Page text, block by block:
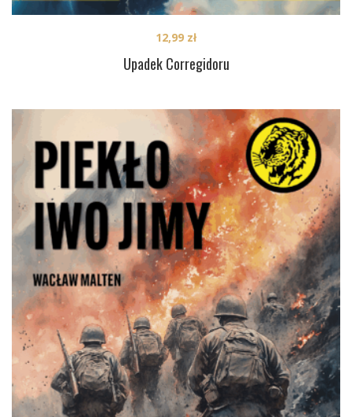
Upadek Corregidoru
12,99 zł